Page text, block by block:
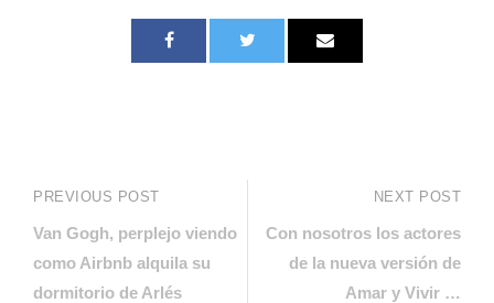
PREVIOUS POST
Van Gogh, perplejo viendo
como Airbnb alquila su
dormitorio de Arlés
NEXT POST
Con nosotros los actores
de la nueva versión de
Amar y Vivir …